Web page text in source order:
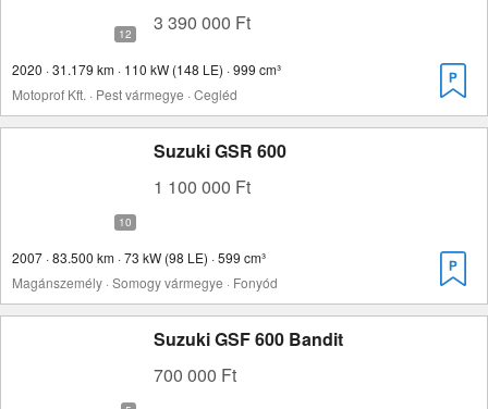
3 390 000 Ft
2020 · 31.179 km · 110 kW (148 LE) · 999 cm³
Motoprof Kft. · Pest vármegye · Cegléd
Suzuki GSR 600
1 100 000 Ft
2007 · 83.500 km · 73 kW (98 LE) · 599 cm³
Magánszemély · Somogy vármegye · Fonyód
Suzuki GSF 600 Bandit
700 000 Ft